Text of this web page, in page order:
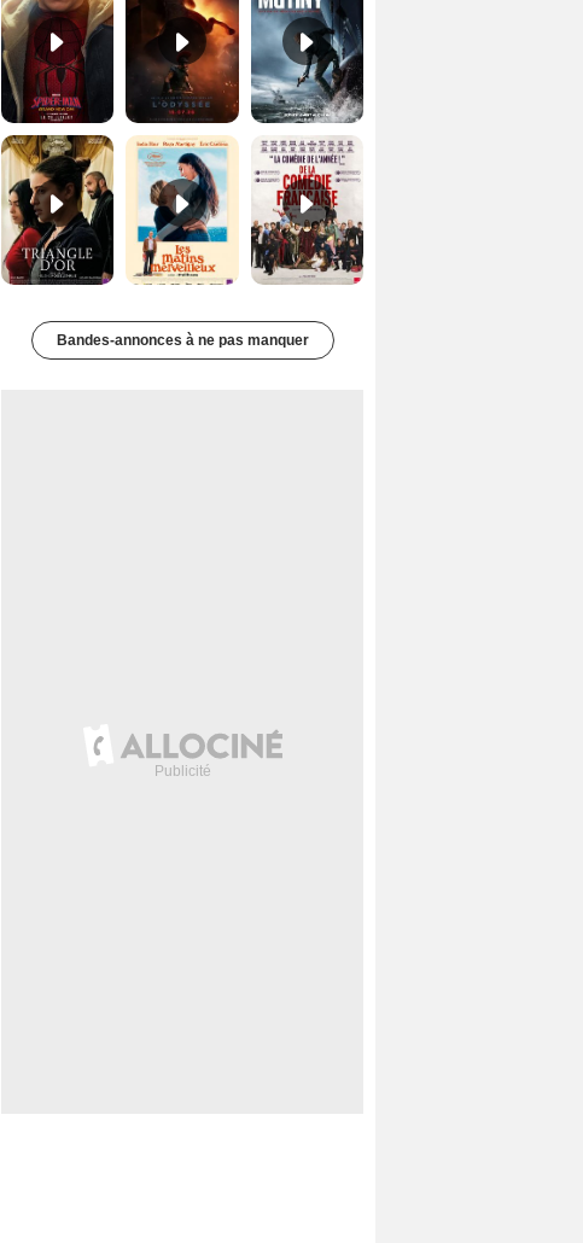
Les Matins merveilleux Bande-annonce VF De la Comédie-Française Teaser VF
Bandes-annonces à ne pas manquer